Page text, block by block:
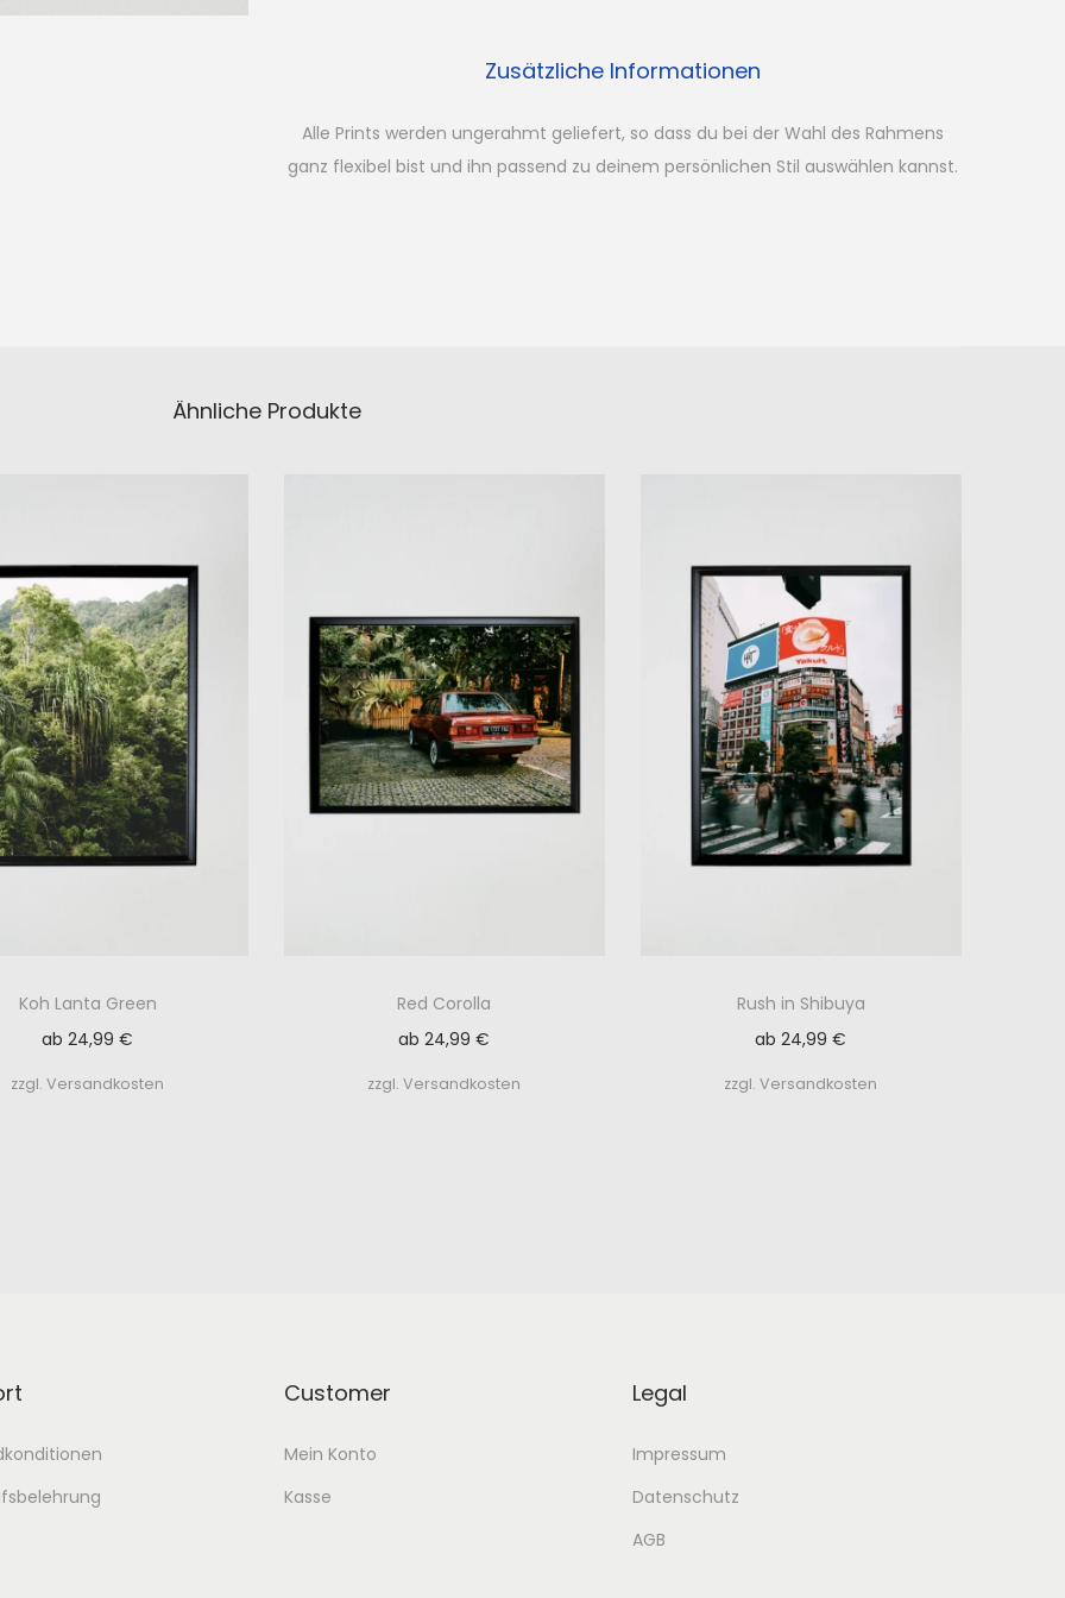
S
u
Zusätzliche Informationen
Alle Prints werden ungerahmt geliefert, so dass du bei der Wahl des Rahmens
ganz flexibel bist und ihn passend zu deinem persönlichen Stil auswählen kannst.
Ähnliche Produkte
Koh Lanta Green
ab24,99€
zzgl. Versandkosten
Red Corolla
ab24,99€
zzgl. Versandkosten
Rush in Shibuya
ab24,99€
zzgl. Versandkosten
Customer
Mein Konto
Kasse
Legal
Impressum
Datenschutz
AGB